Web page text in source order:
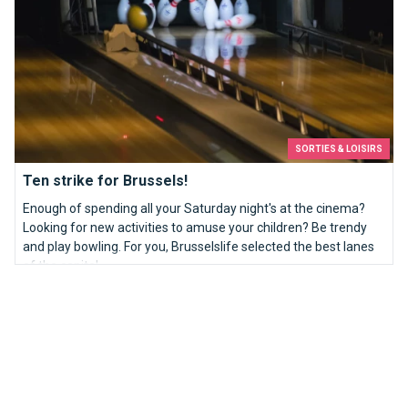
SORTIES & LOISIRS
Ten strike for Brussels!
Enough of spending all your Saturday night's at the cinema?
Looking for new activities to amuse your children? Be trendy
and play bowling. For you, Brusselslife selected the best lanes
of the capital.